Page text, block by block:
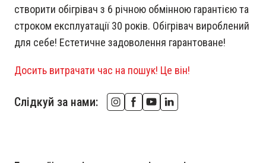
створити обігрівач з 6 річною обмінною гарантією та
строком експлуатації 30 років. Обігрівач вироблений
для себе! Естетичне задоволення гарантоване!
Досить витрачати час на пошук! Це він!
Слідкуй за нами: